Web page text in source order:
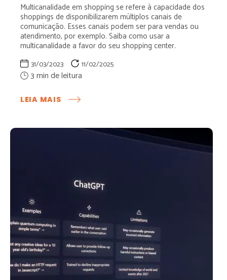
Multicanalidade em shopping se refere à capacidade dos
shoppings de disponibilizarem múltiplos canais de
comunicação. Esses canais podem ser para vendas ou
atendimento, por exemplo. Saiba como usar a
multicanalidade a favor do seu shopping center.
31/03/2023 11/02/2025
LEIA MAIS
MULTICANALIDADE
SHOPPING:
IMPORTÂNCIA